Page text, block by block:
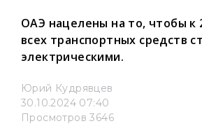
ОАЭ нацелены на то, чтобы к
всех транспортных средств
электрическими.
Юрий Кудрявцев
30.10.2024 07:40
Просмотров 3646